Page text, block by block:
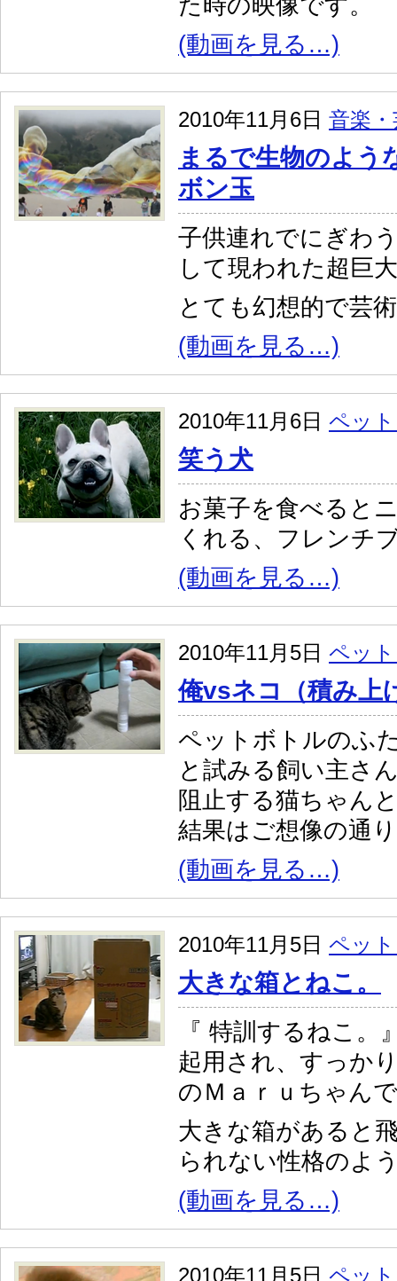
た時の映像です。
(動画を見る…)
2010年11月6日 音楽
まるで生物のよう
ボン玉
子供連れでにぎわ
して現われた超巨
とても幻想的で芸
(動画を見る…)
2010年11月6日 ペッ
笑う犬
お菓子を食べると
くれる、フレンチ
(動画を見る…)
2010年11月5日 ペッ
俺vsネコ（積み上
ペットボトルのふ
と試みる飼い主さ
阻止する猫ちゃん
結果はご想像の通
(動画を見る…)
2010年11月5日 ペッ
大きな箱とねこ。
『 特訓するねこ。
起用され、すっか
のＭａｒｕちゃん
大きな箱があると
られない性格のよ
(動画を見る…)
2010年11月5日 ペッ